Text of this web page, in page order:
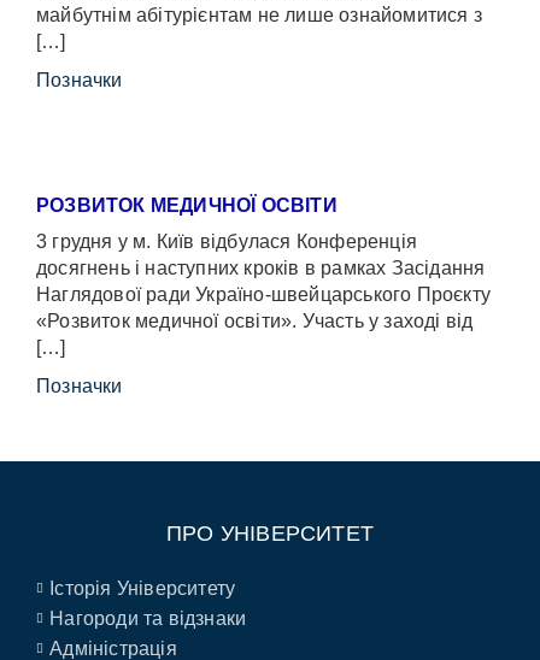
майбутнім абітурієнтам не лише ознайомитися з
[…]
Позначки
РОЗВИТОК МЕДИЧНОЇ ОСВІТИ
3 грудня у м. Київ відбулася Конференція
досягнень і наступних кроків в рамках Засідання
Наглядової ради Україно-швейцарського Проєкту
«Розвиток медичної освіти». Участь у заході від
[…]
Позначки
ПРО УНІВЕРСИТЕТ
Історія Університету
Нагороди та відзнаки
Адміністрація